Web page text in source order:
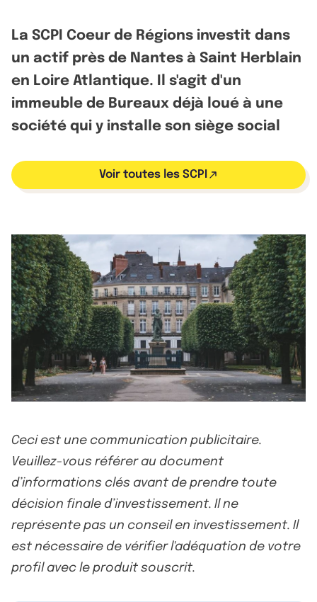
La SCPI Coeur de Régions investit dans
un actif près de Nantes à Saint Herblain
en Loire Atlantique. Il s'agit d'un
immeuble de Bureaux déjà loué à une
société qui y installe son siège social
Voir toutes les SCPI
Ceci est une communication publicitaire.
Veuillez-vous référer au document
d’informations clés avant de prendre toute
décision finale d’investissement. Il ne
représente pas un conseil en investissement. Il
est nécessaire de vérifier l'adéquation de votre
profil avec le produit souscrit.